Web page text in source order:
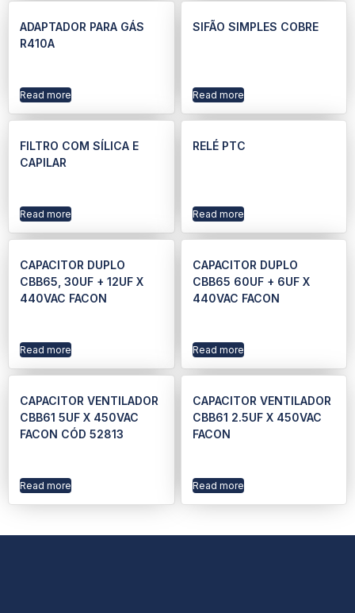
ADAPTADOR PARA GÁS
R410A
Read more
SIFÃO SIMPLES COBRE
Read more
FILTRO COM SÍLICA E
CAPILAR
Read more
RELÉ PTC
Read more
CAPACITOR DUPLO
CBB65, 30UF + 12UF X
440VAC FACON
Read more
CAPACITOR DUPLO
CBB65 60UF + 6UF X
440VAC FACON
Read more
CAPACITOR VENTILADOR
CBB61 5UF X 450VAC
FACON CÓD 52813
Read more
CAPACITOR VENTILADOR
CBB61 2.5UF X 450VAC
FACON
Read more